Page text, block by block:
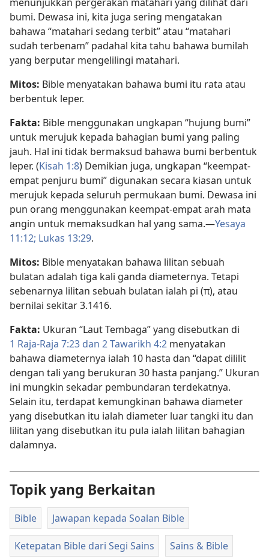
menunjukkan pergerakan matahari yang dilihat dari
bumi. Dewasa ini, kita juga sering mengatakan
bahawa “matahari sedang terbit” atau “matahari
sudah terbenam” padahal kita tahu bahawa bumilah
yang berputar mengelilingi matahari.
Mitos: Bible menyatakan bahawa bumi itu rata atau
berbentuk leper.
Fakta: Bible menggunakan ungkapan “hujung bumi”
untuk merujuk kepada bahagian bumi yang paling
jauh. Hal ini tidak bermaksud bahawa bumi berbentuk
leper. (Kisah 1:8) Demikian juga, ungkapan “keempat-
empat penjuru bumi” digunakan secara kiasan untuk
merujuk kepada seluruh permukaan bumi. Dewasa ini
pun orang menggunakan keempat-empat arah mata
angin untuk memaksudkan hal yang sama.​—Yesaya
11:12; Lukas 13:29.
Mitos: Bible menyatakan bahawa lilitan sebuah
bulatan adalah tiga kali ganda diameternya. Tetapi
sebenarnya lilitan sebuah bulatan ialah pi (π), atau
bernilai sekitar 3.1416.
Fakta: Ukuran “Laut Tembaga” yang disebutkan di
1 Raja-Raja 7:​23 dan 2 Tawarikh 4:2 menyatakan
bahawa diameternya ialah 10 hasta dan “dapat dililit
dengan tali yang berukuran 30 hasta panjang.” Ukuran
ini mungkin sekadar pembundaran terdekatnya.
Selain itu, terdapat kemungkinan bahawa diameter
yang disebutkan itu ialah diameter luar tangki itu dan
lilitan yang disebutkan itu pula ialah lilitan bahagian
dalamnya.
Topik yang Berkaitan
Bible Jawapan kepada Soalan Bible
Ketepatan Bible dari Segi Sains Sains & Bible